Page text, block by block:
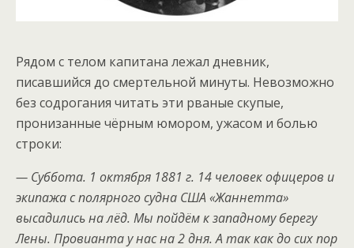
Рядом с телом капитана лежал дневник,
писавшийся до смертельной минуты. Невозможно
без содрогания читать эти рваные скупые,
пронизанные чёрным юмором, ужасом и болью
строки:
— Суббота. 1 октября 1881 г. 14 человек офицеров и
экипажа с полярного судна США «Жаннетта»
высадились на лёд. Мы пойдём к западному берегу
Лены. Провианта у нас на 2 дня. А так как до сих пор